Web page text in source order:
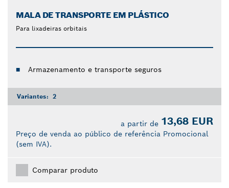
MALA DE TRANSPORTE EM PLÁSTICO
Para lixadeiras orbitais
Armazenamento e transporte seguros
Variantes: 2
a partir de 13,68 EUR
Preço de venda ao público de referência Promocional
(sem IVA).
Comparar produto